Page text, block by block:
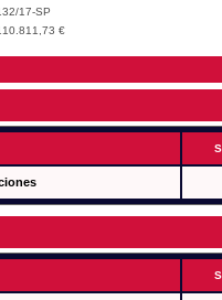
17-SP
€